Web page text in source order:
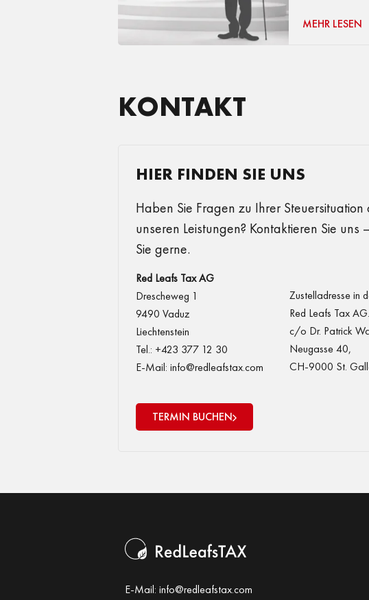
MEHR LESEN
KONTAKT
HIER FINDEN SIE UNS
Haben Sie Fragen zu Ihrer Steuersituation
unseren Leistungen? Kontaktieren Sie uns
Sie gerne.
Red Leafs Tax AG
Drescheweg 1
9490 Vaduz
Liechtenstein
Tel.: +423 377 12 30
E-Mail: info@redleafstax.com
Zustelladresse in
Red Leafs Tax AG.
c/o Dr. Patrick
Neugasse 40,
CH-9000 St.
TERMIN BUCHEN
E-Mail: info@redleafstax.com